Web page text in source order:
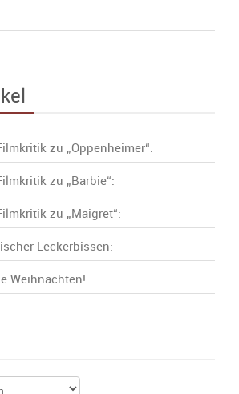
zu „Oppenheimer“:
zu „Barbie“:
zu „Maigret“:
Leckerbissen:
Weihnachten!